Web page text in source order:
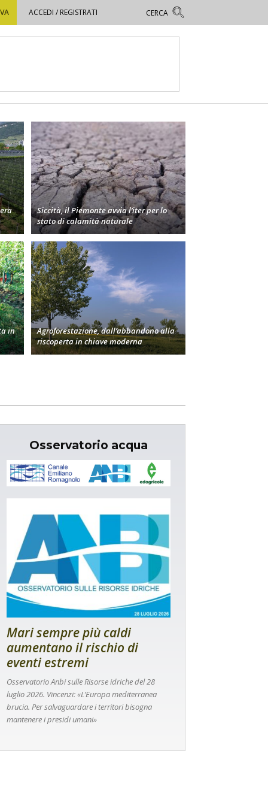
ACCEDI / REGISTRATI
Siccità, il Piemonte avvia l’iter per lo
stato di calamità naturale
in
Agroforestazione, dall’abbandono alla
riscoperta in chiave moderna
Osservatorio acqua
Mari sempre più caldi
aumentano il rischio di
eventi estremi
Osservatorio Anbi sulle Risorse idriche del 28
luglio 2026. Vincenzi: «L’Europa mediterranea
brucia. Per salvaguardare i territori bisogna
mantenere i presidi umani»